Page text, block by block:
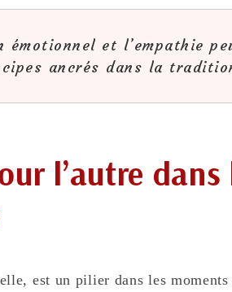
et l’empathie
ancrés dans la
l’autre dans
est un pilier dans les moments